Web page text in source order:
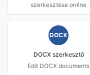
szerkesztése online
DOCX
DOCX szerkesztő
Edit DOCX documents